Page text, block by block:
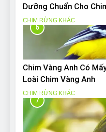
Dưỡng Chuẩn Cho
CHIM RỪNG KHÁC
6
Chim Vàng Anh Có
Loài Chim Vàng Anh
CHIM RỪNG KHÁC
7